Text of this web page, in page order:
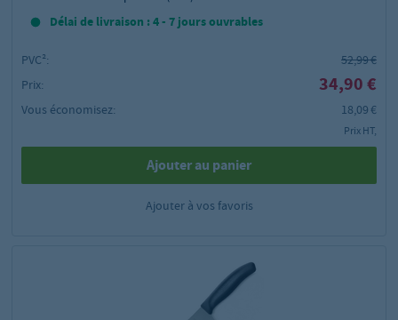
Délai de livraison : 4 - 7 jours ouvrables
PVC²:
52,99 €
Prix:
34,90 €
Vous économisez: 18,09 €
Prix HT,
Ajouter au panier
Ajouter à vos favoris